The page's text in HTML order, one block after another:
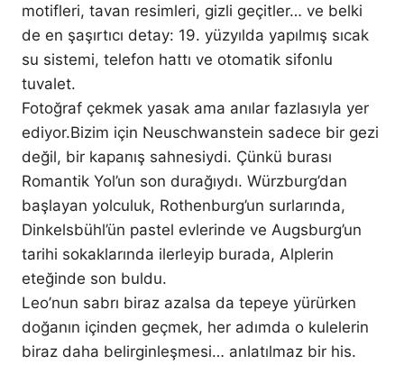
motifleri, tavan resimleri, gizli geçitler… ve belki
de en şaşırtıcı detay: 19. yüzyılda yapılmış sıcak
su sistemi, telefon hattı ve otomatik sifonlu
tuvalet.
Fotoğraf çekmek yasak ama anılar fazlasıyla yer
ediyor.Bizim için Neuschwanstein sadece bir gezi
değil, bir kapanış sahnesiydi. Çünkü burası
Romantik Yol’un son durağıydı. Würzburg’dan
başlayan yolculuk, Rothenburg’un surlarında,
Dinkelsbühl’ün pastel evlerinde ve Augsburg’un
tarihi sokaklarında ilerleyip burada, Alplerin
eteğinde son buldu.
Leo’nun sabrı biraz azalsa da tepeye yürürken
doğanın içinden geçmek, her adımda o kulelerin
biraz daha belirginleşmesi… anlatılmaz bir his.